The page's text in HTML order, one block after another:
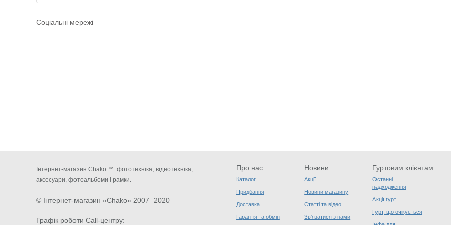
Соціальні мережі
Інтернет-магазин Chako ™: фототехніка, відеотехніка,
аксесуари, фотоальбоми і рамки.
© Інтернет-магазин «Chako» 2007–2020
Графік роботи Call-центру:
Про нас
Каталог
Придбання
Доставка
Гарантія та обмін
Новини
Акції
Новини магазину
Статті та відео
Зв'язатися з нами
Гуртовим клієнтам
Останні
надходження
Акції гурт
Гурт, що очікується